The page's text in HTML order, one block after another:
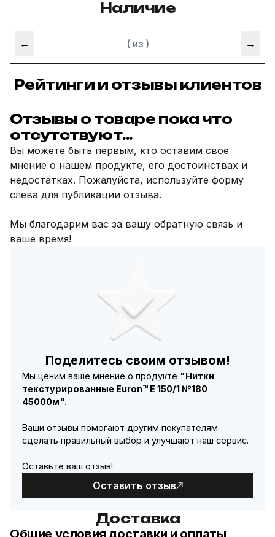
Наличие
← (из ) →
Рейтинги и отзывы клиентов
Поделитесь своим отзывом!
Мы ценим ваше мнение о продукте "Нитки
текстурированные Euron™ E 150/1 №180
45000м".
Ваши отзывы помогают другим покупателям
сделать правильный выбор и улучшают наш сервис.
Оставьте ваш отзыв!
Оставить отзыв
Отзывы о товаре пока что
отсутствуют...
Вы можете быть первым, кто оставим свое
мнение о нашем продукте, его достоинствах и
недостатках. Пожалуйста, используйте форму
слева для публикации отзыва.
Мы благодарим вас за вашу обратную связь и
ваше время!
Доставка
Общие условия доставки и оплаты